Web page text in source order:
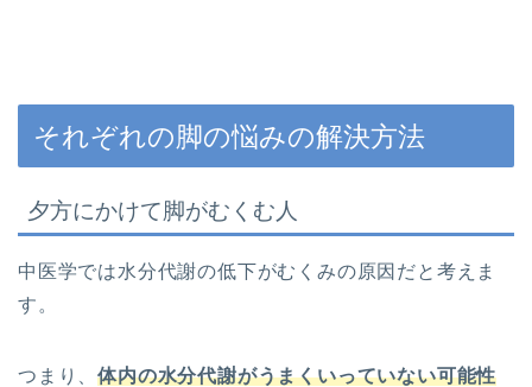
それぞれの脚の悩みの解決方法
夕方にかけて脚がむくむ人
中医学では水分代謝の低下がむくみの原因だと考えま
す。
つまり、体内の水分代謝がうまくいっていない可能性